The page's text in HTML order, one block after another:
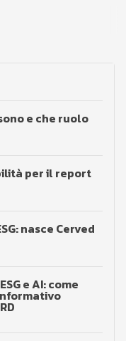
e che ruolo
per il report
nasce Cerved
e AI: come